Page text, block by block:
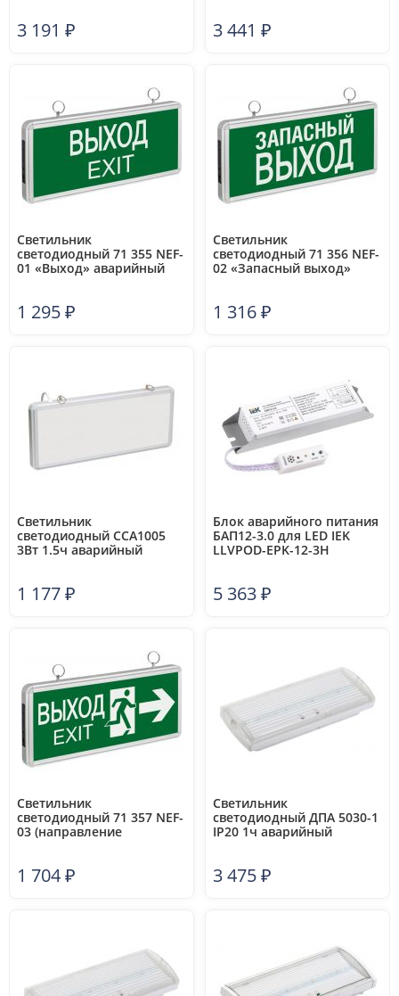
3 191 ₽ 3 441 ₽
Светильник
светодиодный 71 355 NEF-
01 «Выход» аварийный
1 295₽
Светильник
светодиодный 71 356 NEF-
02 «Запасный выход»
1 316₽
Светильник
светодиодный ССА1005
3Вт 1.5ч аварийный
003-K03
1 177₽
Блок аварийного питания
БАП12-3.0 для LED IEK
LLVPOD-EPK-12-3H
5 363₽
Светильник
светодиодный 71 357 NEF-
03 (направление
1 704₽
Светильник
светодиодный ДПА 5030-1
IP20 1ч аварийный
3 475₽